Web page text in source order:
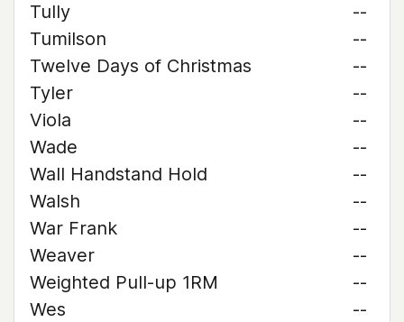
Tully
--
Tumilson
--
Twelve Days of Christmas
--
Tyler
--
Viola
--
Wade
--
Wall Handstand Hold
--
Walsh
--
War Frank
--
Weaver
--
Weighted Pull-up 1RM
--
Wes
--